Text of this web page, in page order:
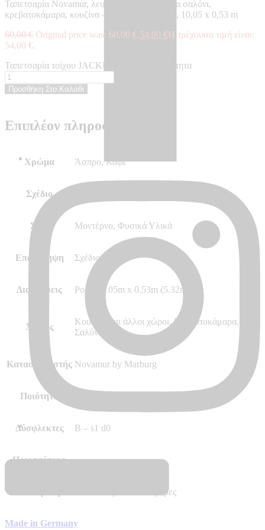
Ταπετσαρία Novamur, λευκή, καφέ, πέτρα, για σαλόνι,
κρεβατοκάμαρα, κουζίνα – Made in Germany, 10,05 x 0,53 m
60,00€ Original price was: 60,00 €.54,00 €Η τρέχουσα τιμή είναι:
54,00 €.
Ταπετσαρία τοίχου JACKIE - JA82377 ποσότητα
Προσθήκη Στο Καλάθι
Επιπλέον πληροφορίες
Χρώμα Άσπρο, Καφέ
Σχέδιο
Στυλ Μοντέρνο, Φυσικά Υλικά
Επανάληψη Σχέδιο 64/32
Διαστάσεις Ρολό 10.05m x 0.53m (5.32m²)
Χώρος
Κουζίνα και άλλοι χώροι, Κρεβατοκάμαρα,
Σαλόνι
Κατασκευαστής Novamur by Marburg
Ποιότητα
Δύσφλεκτες B – s1 d0
Περισσότερα –
Αποστολή σε 7 – 10 μέρες
Made in Germany